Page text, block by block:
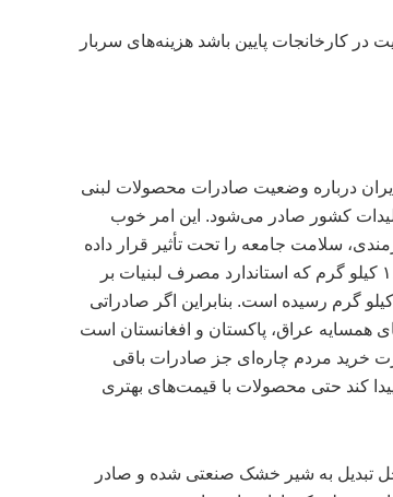
در کارخانجات پایین باشد هزینه‌های سربار
درباره وضعیت صادرات محصولات لبنی
کشور صادر می‌شود. این امر خوب
سلامت جامعه را تحت تأثیر قرار داده
است. در کشور سرانه مصرف به جای ۱۶۵ کیلو گرم که استاندارد مصرف لبنیات بر
پایه شیر است در کشور ما به کمتر از ۷۰ کیلو گرم رسیده است. بنابراین اگر صادراتی
به کشورهای همسایه عراق، پاکستان و افغانستان است
خرید مردم چاره‌ای جز صادرات باقی
کند حتی محصولات با قیمت‌های بهتری
تبدیل به شیر خشک صنعتی شده و صادر